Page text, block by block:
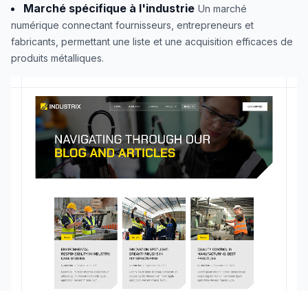
Marché spécifique à l'industrie Un marché
numérique connectant fournisseurs, entrepreneurs et
fabricants, permettant une liste et une acquisition efficaces de
produits métalliques.